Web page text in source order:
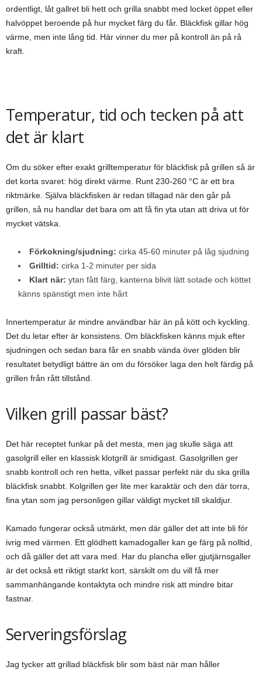
ordentligt, låt gallret bli hett och grilla snabbt med locket öppet eller
halvöppet beroende på hur mycket färg du får. Bläckfisk gillar hög
värme, men inte lång tid. Här vinner du mer på kontroll än på rå
kraft.
Temperatur, tid och tecken på att
det är klart
Om du söker efter exakt grilltemperatur för bläckfisk på grillen så är
det korta svaret: hög direkt värme. Runt 230-260 °C är ett bra
riktmärke. Själva bläckfisken är redan tillagad när den går på
grillen, så nu handlar det bara om att få fin yta utan att driva ut för
mycket vätska.
Förkokning/sjudning: cirka 45-60 minuter på låg sjudning
Grilltid: cirka 1-2 minuter per sida
Klart när: ytan fått färg, kanterna blivit lätt sotade och köttet
känns spänstigt men inte hårt
Innertemperatur är mindre användbar här än på kött och kyckling.
Det du letar efter är konsistens. Om bläckfisken känns mjuk efter
sjudningen och sedan bara får en snabb vända över glöden blir
resultatet betydligt bättre än om du försöker laga den helt färdig på
grillen från rått tillstånd.
Vilken grill passar bäst?
Det här receptet funkar på det mesta, men jag skulle säga att
gasolgrill eller en klassisk klotgrill är smidigast. Gasolgrillen ger
snabb kontroll och ren hetta, vilket passar perfekt när du ska grilla
bläckfisk snabbt. Kolgrillen ger lite mer karaktär och den där torra,
fina ytan som jag personligen gillar väldigt mycket till skaldjur.
Kamado fungerar också utmärkt, men där gäller det att inte bli för
ivrig med värmen. Ett glödhett kamadogaller kan ge färg på nolltid,
och då gäller det att vara med. Har du plancha eller gjutjärnsgaller
är det också ett riktigt starkt kort, särskilt om du vill få mer
sammanhängande kontaktyta och mindre risk att mindre bitar
fastnar.
Serveringsförslag
Jag tycker att grillad bläckfisk blir som bäst när man håller